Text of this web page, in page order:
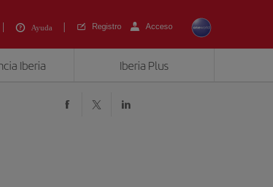
Ayuda Registro Acceso
Iberia Iberia Plus